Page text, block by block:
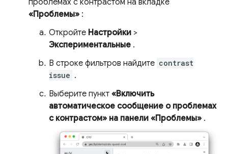
«Проблемы» :
Откройте Настройки >
Экспериментальные .
В строке фильтров найдите contrast
issue .
Выберите пункт «Включить
автоматическое сообщение о проблемах
с контрастом» на панели «Проблемы» .